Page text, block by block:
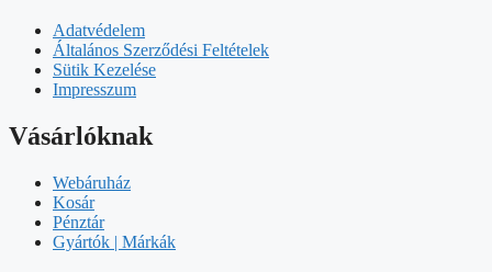
Adatvédelem
Általános Szerződési Feltételek
Sütik Kezelése
Impresszum
Vásárlóknak
Webáruház
Kosár
Pénztár
Gyártók | Márkák